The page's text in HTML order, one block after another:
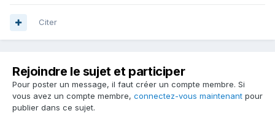
Citer
Rejoindre le sujet et participer
Pour poster un message, il faut créer un compte membre. Si
vous avez un compte membre, connectez-vous maintenant pour
publier dans ce sujet.